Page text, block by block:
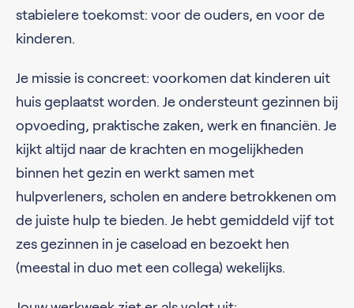
stabielere toekomst: voor de ouders, en voor de
kinderen.
Je missie is concreet: voorkomen dat kinderen uit
huis geplaatst worden. Je ondersteunt gezinnen bij
opvoeding, praktische zaken, werk en financiën. Je
kijkt altijd naar de krachten en mogelijkheden
binnen het gezin en werkt samen met
hulpverleners, scholen en andere betrokkenen om
de juiste hulp te bieden. Je hebt gemiddeld vijf tot
zes gezinnen in je caseload en bezoekt hen
(meestal in duo met een collega) wekelijks.